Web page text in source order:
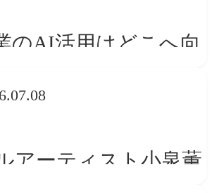
のAI活用はどこへ向
見る「人間中心」へ
アーティスト小泉薫